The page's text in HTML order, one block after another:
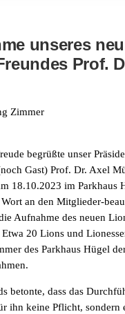
unseres
Prof.
Zimmer
begrüßte unser
Gast) Prof. Dr. Axel
18.10.2023 im Parkhaus
Wort an den Mitglieder-
Aufnahme des neuen
20 Lions und
des Parkhaus Hügel
betonte, dass das
ihn keine Pflicht, sondern